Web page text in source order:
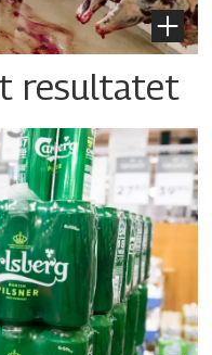
resultatet